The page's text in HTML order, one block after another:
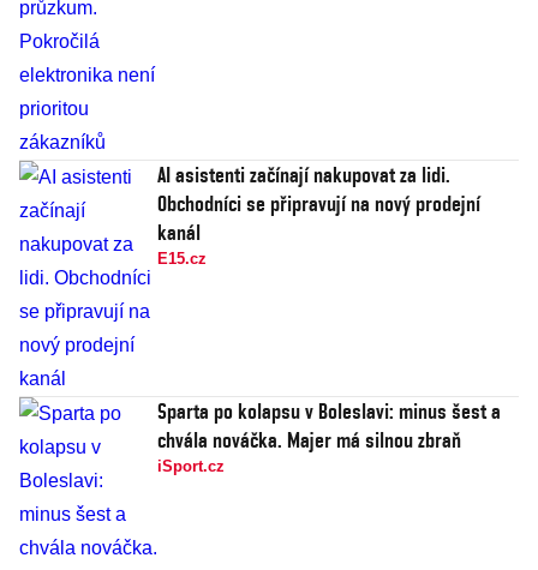
AI asistenti začínají nakupovat za lidi.
Obchodníci se připravují na nový prodejní
kanál
E15.cz
Sparta po kolapsu v Boleslavi: minus šest a
chvála nováčka. Majer má silnou zbraň
iSport.cz